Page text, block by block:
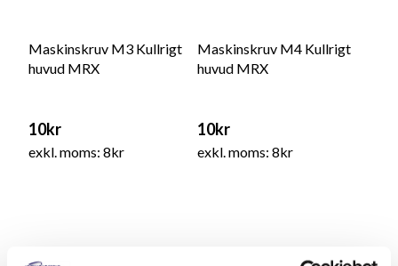
Maskinskruv M3 Kullrigt
huvud MRX
10kr
exkl. moms: 8kr
Maskinskruv M4 Kullrigt
huvud MRX
10kr
exkl. moms: 8kr